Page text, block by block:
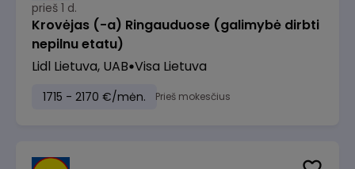
prieš 1 d.
Krovėjas (-a) Ringauduose (galimybė dirbti
nepilnu etatu)
Lidl Lietuva, UAB Visa Lietuva
1715 - 2170 €/mėn. Prieš mokesčius